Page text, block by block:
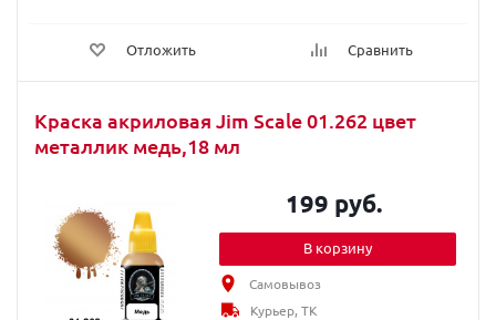
Отложить Сравнить
Краска акриловая Jim Scale 01.262 цвет
металлик медь,18 мл
199 руб.
В корзину
Самовывоз
Курьер, ТК